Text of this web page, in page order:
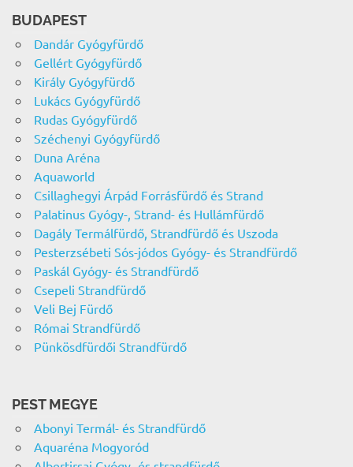
BUDAPEST
Dandár Gyógyfürdő
Gellért Gyógyfürdő
Király Gyógyfürdő
Lukács Gyógyfürdő
Rudas Gyógyfürdő
Széchenyi Gyógyfürdő
Duna Aréna
Aquaworld
Csillaghegyi Árpád Forrásfürdő és Strand
Palatinus Gyógy-, Strand- és Hullámfürdő
Dagály Termálfürdő, Strandfürdő és Uszoda
Pesterzsébeti Sós-jódos Gyógy- és Strandfürdő
Paskál Gyógy- és Strandfürdő
Csepeli Strandfürdő
Veli Bej Fürdő
Római Strandfürdő
Pünkösdfürdői Strandfürdő
PEST MEGYE
Abonyi Termál- és Strandfürdő
Aquaréna Mogyoród